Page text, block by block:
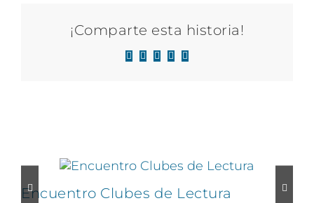
¡Comparte esta historia!
Facebook
X LinkedIn
WhatsApp
Correo
Encuentro Clubes de Lectura